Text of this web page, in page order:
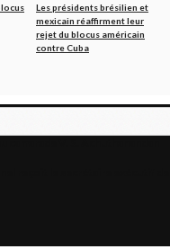
Les présidents brésilien et
mexicain réaffirment leur
rejet du blocus américain
contre Cuba